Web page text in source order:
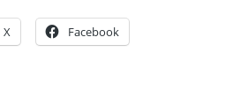
X Facebook